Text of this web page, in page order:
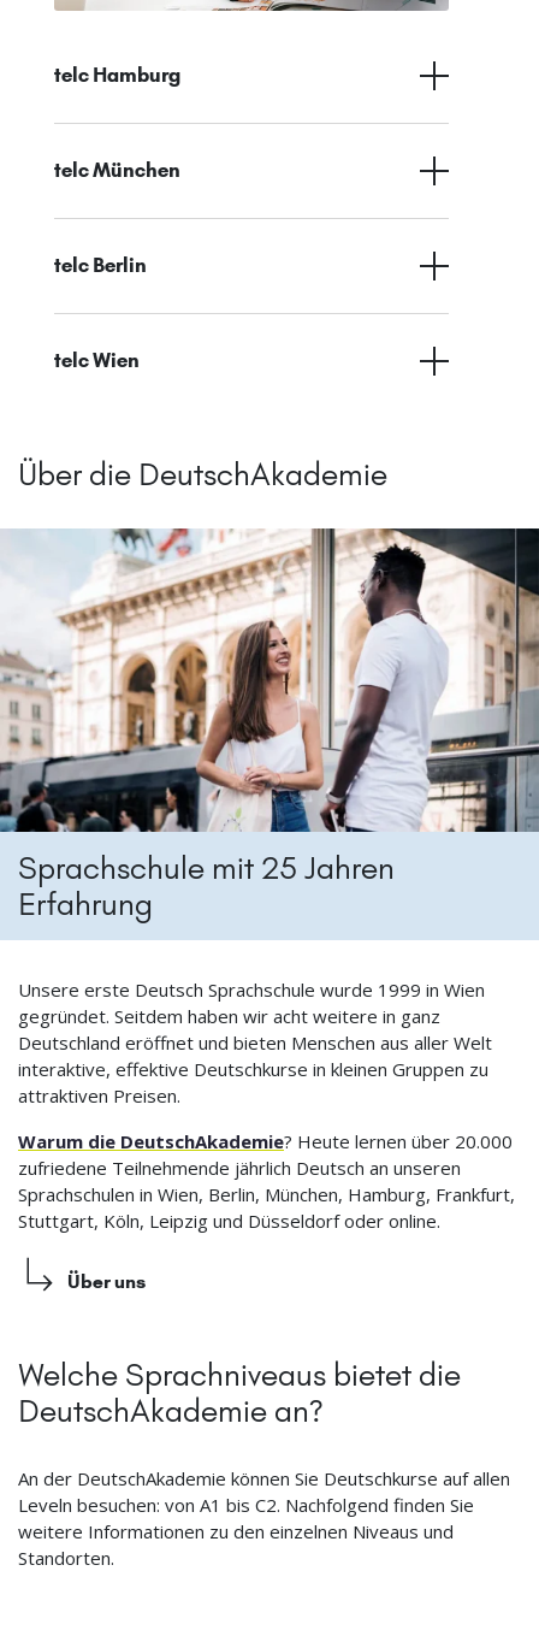
telc Hamburg
telc München
telc Berlin
telc Wien
Über die DeutschAkademie
Sprachschule mit 25 Jahren
Erfahrung
Unsere erste Deutsch Sprachschule wurde 1999 in Wien
gegründet. Seitdem haben wir acht weitere in ganz
Deutschland eröffnet und bieten Menschen aus aller Welt
interaktive, effektive Deutschkurse in kleinen Gruppen zu
attraktiven Preisen.
Warum die DeutschAkademie? Heute lernen über 20.000
zufriedene Teilnehmende jährlich Deutsch an unseren
Sprachschulen in Wien, Berlin, München, Hamburg, Frankfurt,
Stuttgart, Köln, Leipzig und Düsseldorf oder online.
Über uns
Welche Sprachniveaus bietet die
DeutschAkademie an?
An der DeutschAkademie können Sie Deutschkurse auf allen
Leveln besuchen: von A1 bis C2. Nachfolgend finden Sie
weitere Informationen zu den einzelnen Niveaus und
Standorten.